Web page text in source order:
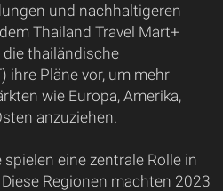
und nachhaltigeren
Thailand Travel Mart+
thailändische
ihre Pläne vor, um mehr
wie Europa, Amerika,
anzuziehen.
eine zentrale Rolle in
Regionen machten 2023